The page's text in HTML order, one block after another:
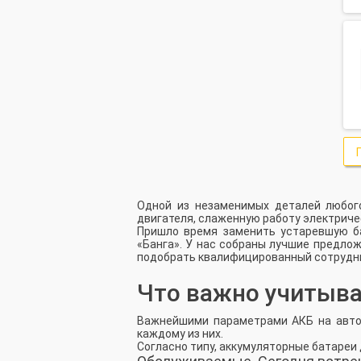
ЧМЗАП
ЧТЗ
ЯМЗ
Одной из незаменимых деталей
двигателя, слаженную работу
Пришло время заменить устаревшую
«Банга». У нас собраны лучшие
подобрать квалифицированный
Что важно
Важнейшими параметрамиАКБ на авто
каждому из них.
Согласно типу, аккумуляторные